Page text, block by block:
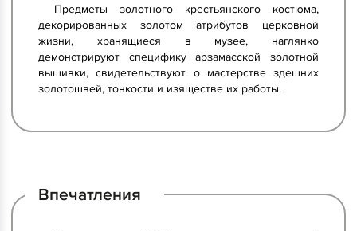
Предметы золотного крестьянского костюма,
декорированных золотом атрибутов церковной
жизни, хранящиеся в музее, наглянко
демонстрируют специфику арзамасской золотной
вышивки, свидетельствуют о мастерстве здешних
золотошвей, тонкости и изяществе их работы.
Впечатления